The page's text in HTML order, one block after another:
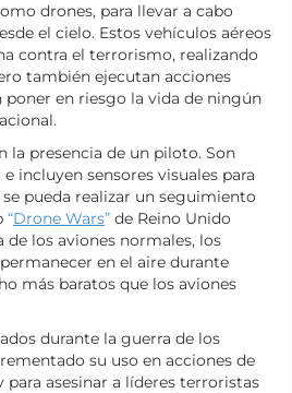
drones, para llevar a cabo
el cielo. Estos vehículos aéreos
contra el terrorismo, realizando
también ejecutan acciones
en riesgo la vida de ningún
la presencia de un piloto. Son
incluyen sensores visuales para
pueda realizar un seguimiento
“Drone Wars” de Reino Unido
de los aviones normales, los
en el aire durante
más baratos que los aviones
durante la guerra de los
su uso en acciones de
asesinar a líderes terroristas